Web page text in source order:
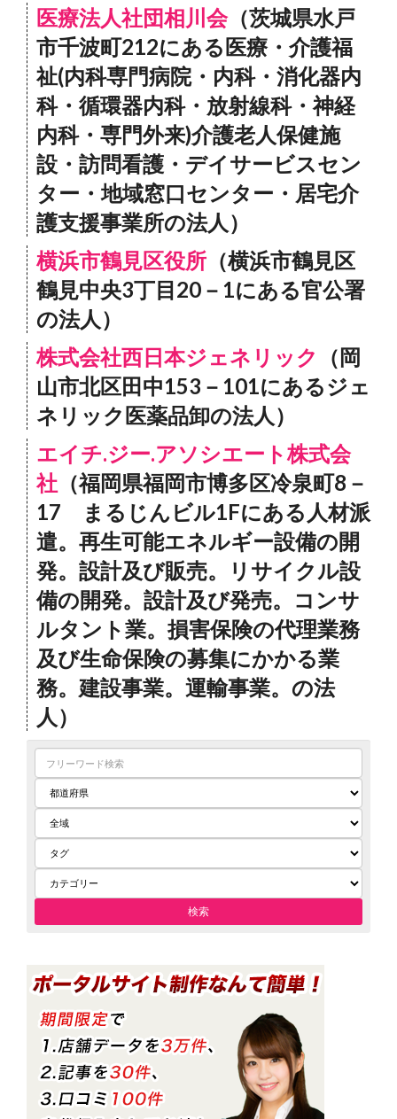
医療法人社団相川会（茨城県水戸
市千波町212にある医療・介護福
祉(内科専門病院・内科・消化器内
科・循環器内科・放射線科・神経
内科・専門外来)介護老人保健施
設・訪問看護・デイサービスセン
ター・地域窓口センター・居宅介
護支援事業所の法人）
横浜市鶴見区役所 （横浜市鶴見区
鶴見中央3丁目20－1にある官公署
の法人）
株式会社西日本ジェネリック
（岡
山市北区田中153－101にあるジェ
ネリック医薬品卸の法人）
エイチ.ジー.アソシエート株式会
社 （福岡県福岡市博多区冷泉町8－
17 まるじんビル1Fにある人材派
遣。再生可能エネルギー設備の開
発。設計及び販売。リサイクル設
備の開発。設計及び発売。コンサ
ルタント業。損害保険の代理業務
及び生命保険の募集にかかる業
務。建設事業。運輸事業。の法
人）